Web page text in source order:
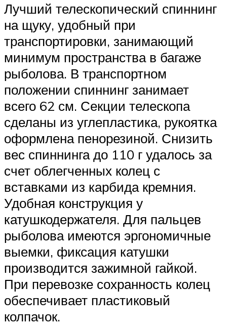
Лучший телескопический спиннинг
на щуку, удобный при
транспортировки, занимающий
минимум пространства в багаже
рыболова. В транспортном
положении спиннинг занимает
всего 62 см. Секции телескопа
сделаны из углепластика, рукоятка
оформлена пенорезиной. Снизить
вес спиннинга до 110 г удалось за
счет облегченных колец с
вставками из карбида кремния.
Удобная конструкция у
катушкодержателя. Для пальцев
рыболова имеются эргономичные
выемки, фиксация катушки
производится зажимной гайкой.
При перевозке сохранность колец
обеспечивает пластиковый
колпачок.